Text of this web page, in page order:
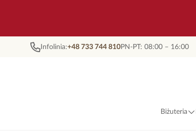
Infolinia:+48 733 744 810PN-PT: 08:00 – 16:00
Biżuteria